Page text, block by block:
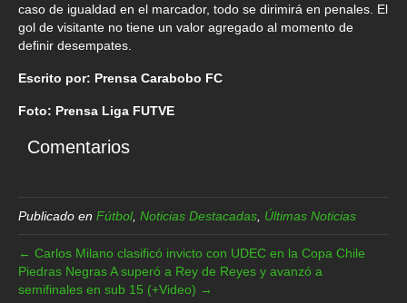
caso de igualdad en el marcador, todo se dirimirá en penales. El
gol de visitante no tiene un valor agregado al momento de
definir desempates.
Escrito por: Prensa Carabobo FC
Foto: Prensa Liga FUTVE
Comentarios
Publicado en Fútbol, Noticias Destacadas Últimas Noticias
← Carlos Milano clasificó invicto con UDEC en la Copa Chile
Piedras Negras A superó a Rey de Reyes y avanzó a
semifinales en sub 15 (+Video) →